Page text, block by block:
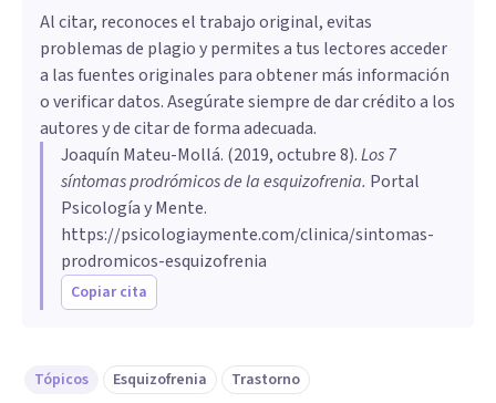
Al citar, reconoces el trabajo original, evitas
problemas de plagio y permites a tus lectores acceder
a las fuentes originales para obtener más información
o verificar datos. Asegúrate siempre de dar crédito a los
autores y de citar de forma adecuada.
Joaquín Mateu-Mollá. (2019, octubre 8).Los 7
síntomas prodrómicos de la esquizofrenia. Portal
Psicología y Mente.
https://psicologiaymente.com/clinica/sintomas-
prodromicos-esquizofrenia
Copiar cita
Tópicos Esquizofrenia Trastorno